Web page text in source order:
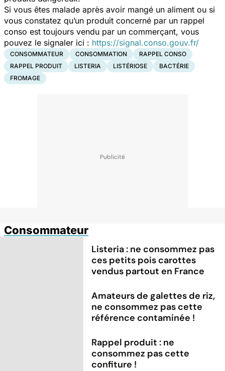
Si vous êtes malade après avoir mangé un aliment ou si
vous constatez qu’un produit concerné par un rappel
conso est toujours vendu par un commerçant, vous
pouvez le signaler ici : https://signal.conso.gouv.fr/
CONSOMMATEUR CONSOMMATION
RAPPEL CONSO
RAPPEL PRODUIT
LISTERIA LISTÉRIOSE
BACTÉRIE
FROMAGE
Consommateur
Listeria : ne consommez pas
ces petits pois carottes
vendus partout en France
Amateurs de galettes de riz,
ne consommez pas cette
référence contaminée !
Rappel produit : ne
consommez pas cette
confiture !